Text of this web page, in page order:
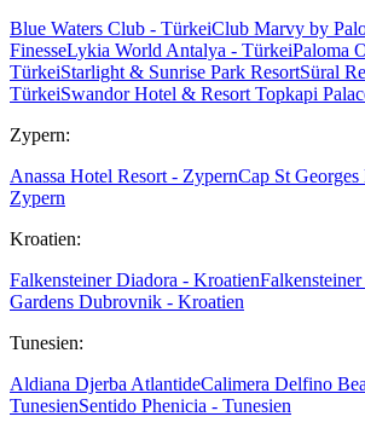
Blue Waters Club - TürkeiClub Marvy by
FinesseLykia World Antalya - TürkeiPaloma
TürkeiStarlight & Sunrise Park ResortSüral
TürkeiSwandor Hotel & Resort Topkapi
Zypern:
Anassa Hotel Resort - ZypernCap St
Zypern
Kroatien:
Falkensteiner Diadora - Kroatien
Gardens Dubrovnik - Kroatien
Tunesien:
Aldiana Djerba AtlantideCalimera Delfino
TunesienSentido Phenicia - Tunesien